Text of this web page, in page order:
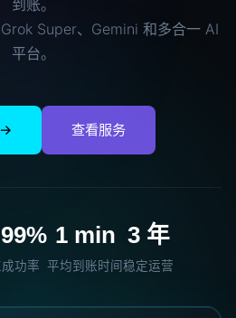
到账。
Super、Gemini 和多合一 AI
平台。
→ 查看服务
功率
1 min
平均到账时间
3 年
稳定运营